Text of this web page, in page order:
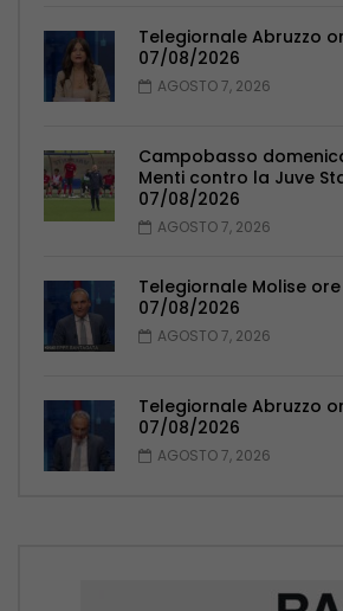
Telegiornale Abruzzo
07/08/2026
AGOSTO 7, 2026
Campobasso
Menti contro la Juve
07/08/2026
AGOSTO 7, 2026
Telegiornale Molise ore
07/08/2026
AGOSTO 7, 2026
Telegiornale Abruzzo
07/08/2026
AGOSTO 7, 2026